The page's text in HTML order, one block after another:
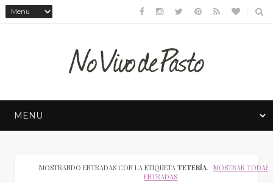
MOSTRANDO ENTRADAS CON LA ETIQUETATETERÍA. MOSTRAR TODAS
ENTRADAS